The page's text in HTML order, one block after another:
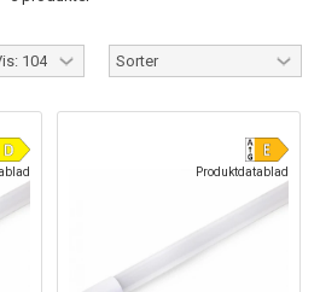
Produktdatablad